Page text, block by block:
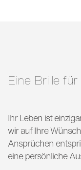
Eine Brille
Ihr Leben ist
wir auf Ihre
Ansprüchen
eine persönliche